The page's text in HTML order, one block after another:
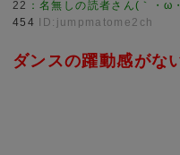
22 ：名無しの読者さん(｀・ω
454 ID:jumpmatome2ch
ダンスの躍動感がな